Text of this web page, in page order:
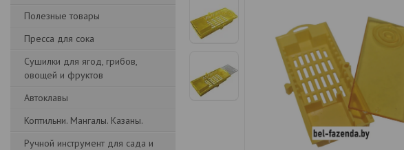
Полезные товары
Пресса для сока
Сушилки для ягод, грибов,
овощей и фруктов
Автоклавы
Коптильни. Мангалы. Казаны.
Ручной инструмент для сада и